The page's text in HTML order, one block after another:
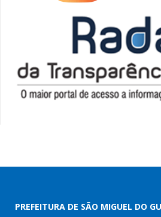
PREFEITURA DE SÃO MIGUEL DO